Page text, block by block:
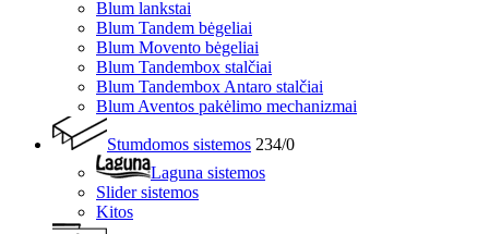
Blum lankstai
Blum Tandem bėgeliai
Blum Movento bėgeliai
Blum Tandembox stalčiai
Blum Tandembox Antaro stalčiai
Blum Aventos pakėlimo mechanizmai
Stumdomos sistemos 234/0
Laguna sistemos
Slider sistemos
Kitos